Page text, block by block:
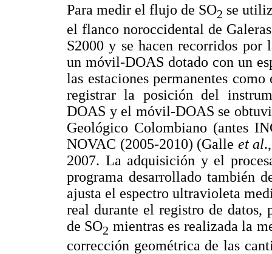
Para medir el flujo de SO2 se
el flanco noroccidental de
S2000 y se hacen recorridos
un móvil-DOAS dotado con un
las estaciones permanentes
registrar la posición del
DOAS y el móvil-DOAS se
Geológico Colombiano (antes
NOVAC (2005-2010) (Galle et al
2007. La adquisición y el
programa desarrollado también
ajusta el espectro ultravioleta
real durante el registro de
de SO2 mientras es realizada la
corrección geométrica de las